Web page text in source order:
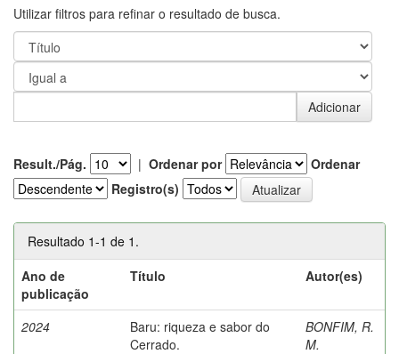
Utilizar filtros para refinar o resultado de busca.
Result./Pág. | Ordenar por
Ordenar
Registro(s)
Resultado 1-1 de 1.
Ano de
publicação
Título Autor(es)
2024
Baru: riqueza e sabor do
Cerrado.
BONFIM, R.
M.